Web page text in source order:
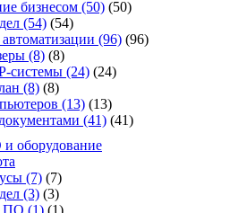
бизнесом (50) (50)
(54) (54)
(96) (96)
(8) (8)
системы (24) (24)
(8) (8)
(13) (13)
(41) (41)
оборудование
(7) (7)
(3) (3)